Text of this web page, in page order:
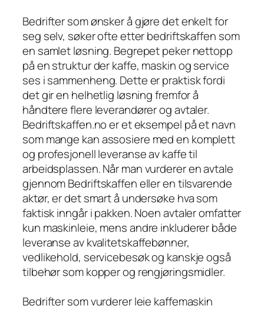
Bedrifter som ønsker å gjøre det enkelt for
seg selv, søker ofte etter bedriftskaffen som
en samlet løsning. Begrepet peker nettopp
på en struktur der kaffe, maskin og service
ses i sammenheng. Dette er praktisk fordi
det gir en helhetlig løsning fremfor å
håndtere flere leverandører og avtaler.
Bedriftskaffen.no er et eksempel på et navn
som mange kan assosiere med en komplett
og profesjonell leveranse av kaffe til
arbeidsplassen. Når man vurderer en avtale
gjennom Bedriftskaffen eller en tilsvarende
aktør, er det smart å undersøke hva som
faktisk inngår i pakken. Noen avtaler omfatter
kun maskinleie, mens andre inkluderer både
leveranse av kvalitetskaffebønner,
vedlikehold, servicebesøk og kanskje også
tilbehør som kopper og rengjøringsmidler.
Bedrifter som vurderer leie kaffemaskin